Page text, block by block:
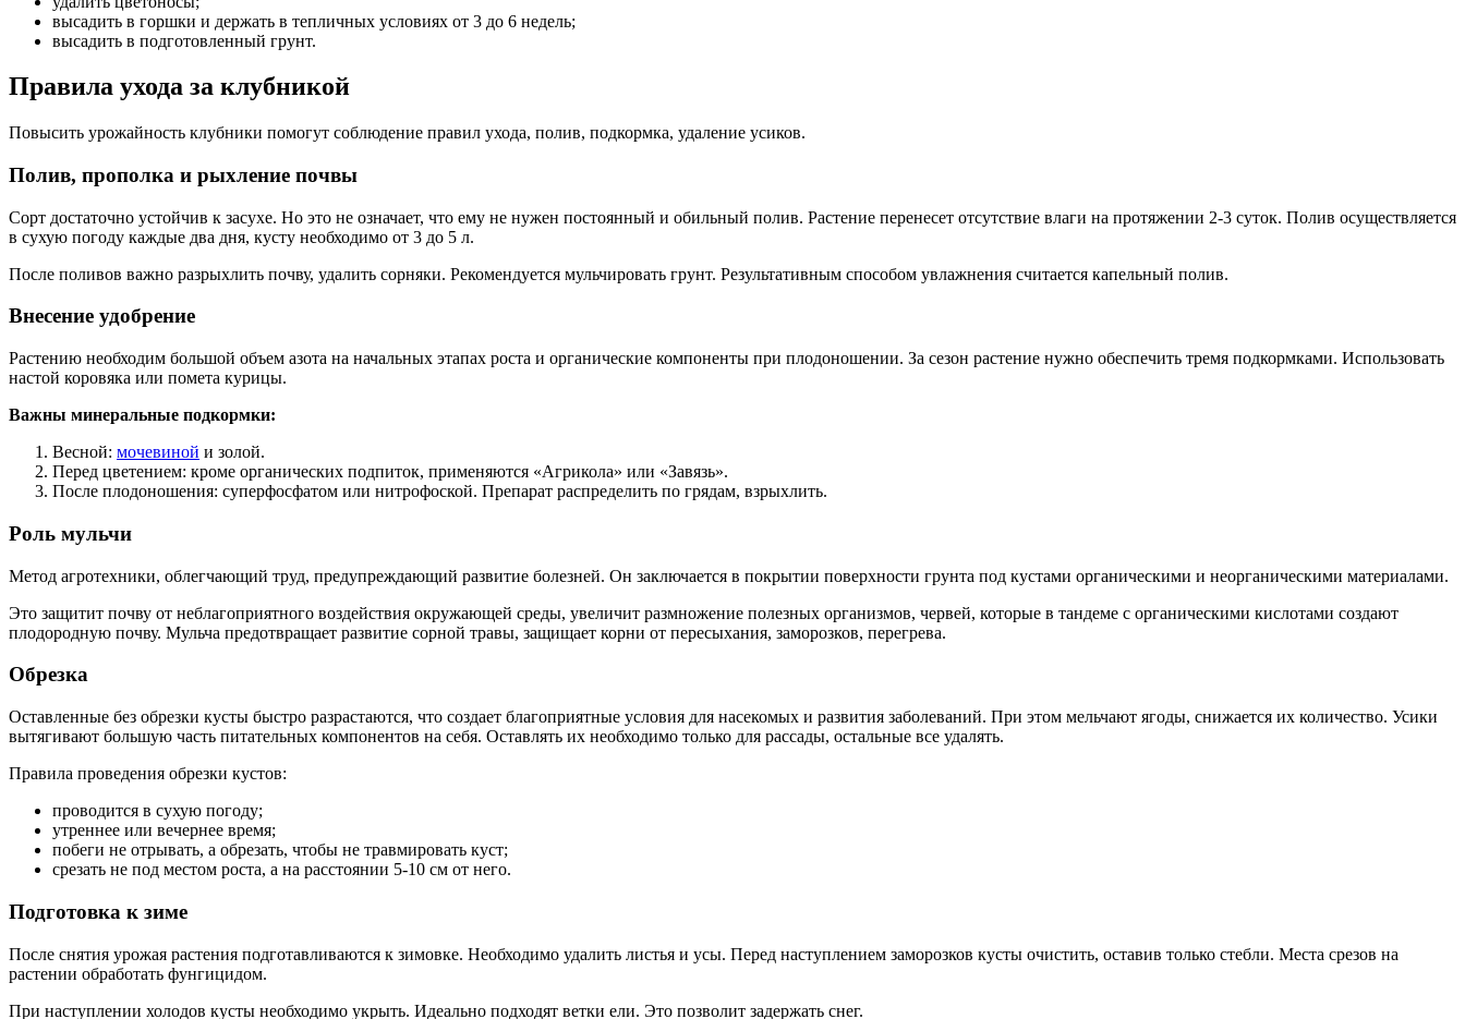
высадить в горшки и держать в тепличных условиях от 3 до 6 недель;
высадить в подготовленный грунт.
Правила ухода за клубникой
Повысить урожайность клубники помогут соблюдение правил ухода, полив, подкормка, удаление усиков.
Полив, прополка и рыхление почвы
Сорт достаточно устойчив к засухе. Но это не означает, что ему не нужен постоянный и обильный полив. Растение перенесет отсутствие влаги на протяжении 2-3 суток. Полив осуществляется
в сухую погоду каждые два дня, кусту необходимо от 3 до 5 л.
После поливов важно разрыхлить почву, удалить сорняки. Рекомендуется мульчировать грунт. Результативным способом увлажнения считается капельный полив.
Внесение удобрение
Растению необходим большой объем азота на начальных этапах роста и органические компоненты при плодоношении. За сезон растение нужно обеспечить тремя подкормками. Использовать
настой коровяка или помета курицы.
Важны минеральные подкормки:
Весной: мочевиной и золой.
Перед цветением: кроме органических подпиток, применяются «Агрикола» или «Завязь».
После плодоношения: суперфосфатом или нитрофоской. Препарат распределить по грядам, взрыхлить.
Роль мульчи
Метод агротехники, облегчающий труд, предупреждающий развитие болезней. Он заключается в покрытии поверхности грунта под кустами органическими и неорганическими материалами.
Это защитит почву от неблагоприятного воздействия окружающей среды, увеличит размножение полезных организмов, червей, которые в тандеме с органическими кислотами создают
плодородную почву. Мульча предотвращает развитие сорной травы, защищает корни от пересыхания, заморозков, перегрева.
Обрезка
Оставленные без обрезки кусты быстро разрастаются, что создает благоприятные условия для насекомых и развития заболеваний. При этом мельчают ягоды, снижается их количество. Усики
вытягивают большую часть питательных компонентов на себя. Оставлять их необходимо только для рассады, остальные все удалять.
Правила проведения обрезки кустов:
проводится в сухую погоду;
утреннее или вечернее время;
побеги не отрывать, а обрезать, чтобы не травмировать куст;
срезать не под местом роста, а на расстоянии 5-10 см от него.
Подготовка к зиме
После снятия урожая растения подготавливаются к зимовке. Необходимо удалить листья и усы. Перед наступлением заморозков кусты очистить, оставив только стебли. Места срезов на
растении обработать фунгицидом.
При наступлении холодов кусты необходимо укрыть. Идеально подходят ветки ели. Это позволит задержать снег.